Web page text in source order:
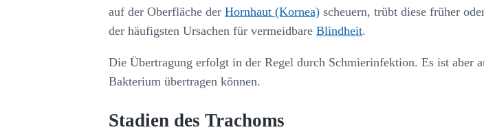
auf der Oberfläche der Hornhaut (Kornea) scheuern, trübt diese früher
der häufigsten Ursachen für vermeidbare Blindheit.
Die Übertragung erfolgt in der Regel durch Schmierinfektion. Es ist aber
Bakterium übertragen können.
Stadien des Trachoms